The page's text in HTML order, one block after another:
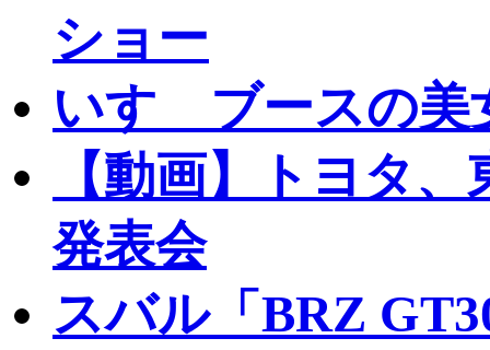
ショー
いすゞブースの
【動画】トヨタ
発表会
スバル「BRZ